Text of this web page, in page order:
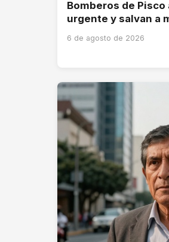
Bomberos de
urgente y salvan a
6 de agosto de 2026